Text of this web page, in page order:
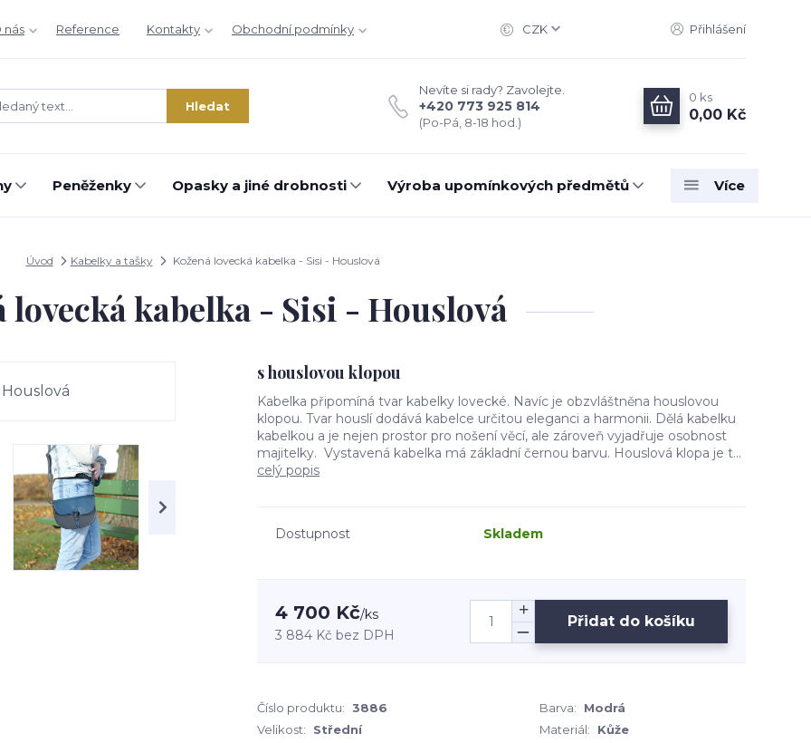
nás Reference Kontakty Obchodní podmínky CZK Přihlášení
Hledat
Nevíte si rady? Zavolejte.
+420 773 925 814
(Po-Pá, 8-18 hod.)
0 ks
0,00 Kč
Peněženky Opasky a jiné drobnosti Výroba upomínkových předmětů Více
Úvod Kabelky a tašky Kožená lovecká kabelka - Sisi - Houslová
lovecká kabelka - Sisi - Houslová
s houslovou klopou
Kabelka připomíná tvar kabelky lovecké. Navíc je obzvláštněna houslovou
klopou. Tvar houslí dodává kabelce určitou eleganci a harmonii. Dělá kabelku
kabelkou a je nejen prostor pro nošení věcí, ale zároveň vyjadřuje osobnost
majitelky. Vystavená kabelka má základní černou barvu. Houslová klopa je t...
celý popis
Dostupnost Skladem
4 700 Kč/ks
3 884 Kč bez DPH
Přidat do košíku
Číslo produktu: 3886 Barva:
Modrá
Velikost:
Střední Materiál:
Kůže